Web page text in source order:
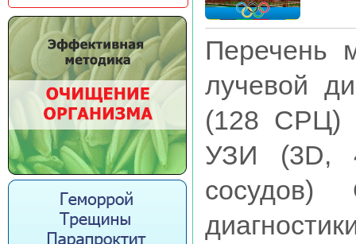
Перечень
лучевой
(128 СРЦ)
УЗИ (3D,
сосудов)